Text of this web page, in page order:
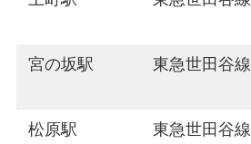
宮の坂駅 東急世田谷線
松原駅 東急世田谷線